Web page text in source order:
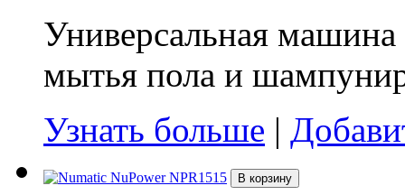
Универсальная машина
мытья пола и
Узнать больше |
В корзину